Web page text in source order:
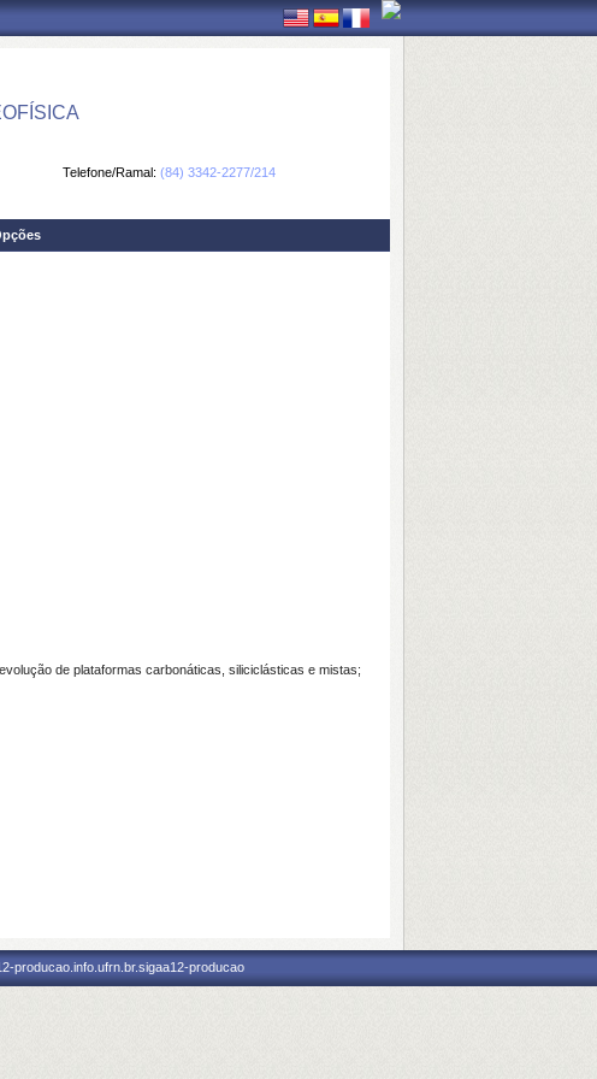
Telefone/Ramal: (84) 3342-2277/214
de plataformas carbonáticas, siliciclásticas e mistas;
producao.info.ufrn.br.sigaa12-producao